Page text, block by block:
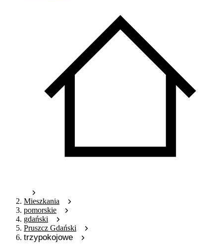
Mieszkania
pomorskie
gdański
Pruszcz Gdański
trzypokojowe